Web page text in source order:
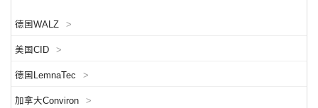
德国WALZ >
美国CID >
德国LemnaTec >
加拿大Conviron >